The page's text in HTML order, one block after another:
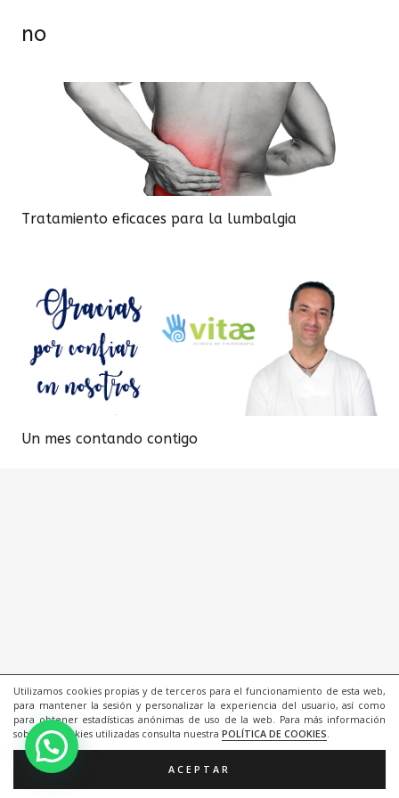
Utilizamos cookies propias y de terceros para el funcionamiento de esta web,
para mantener la sesión y personalizar la experiencia del usuario, así como
para obtener estadísticas anónimas de uso de la web. Para más información
sobre las cookies utilizadas consulta nuestra POLÍTICA DE COOKIES.
ACEPTAR
no
Tratamiento eficaces para la lumbalgia
Un mes contando contigo